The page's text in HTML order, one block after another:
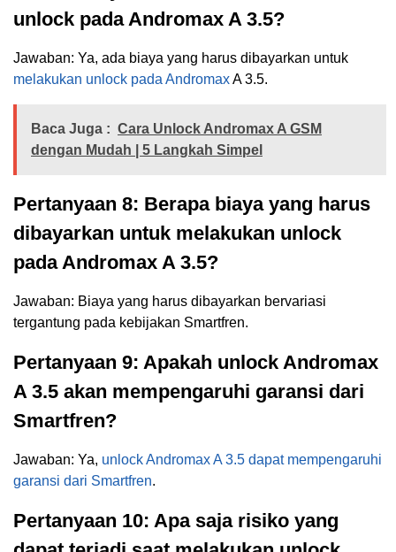
unlock pada Andromax A 3.5?
Jawaban: Ya, ada biaya yang harus dibayarkan untuk
melakukan unlock pada AndromaxA 3.5.
Baca Juga : Cara Unlock Andromax A GSM
dengan Mudah | 5 Langkah Simpel
Pertanyaan 8: Berapa biaya yang harus
dibayarkan untuk melakukan unlock
pada Andromax A 3.5?
Jawaban: Biaya yang harus dibayarkan bervariasi
tergantung pada kebijakan Smartfren.
Pertanyaan 9: Apakah unlock Andromax
A 3.5 akan mempengaruhi garansi dari
Smartfren?
Jawaban: Ya, unlock Andromax A 3.5 dapat mempengaruhi
garansi dari Smartfren.
Pertanyaan 10: Apa saja risiko yang